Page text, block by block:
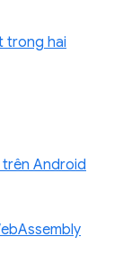
trong hai
trên Android